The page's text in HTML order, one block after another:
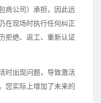
商公司）承担，因此远
在现场时执行任何纠正
拒绝、返工、重新认证
时出现问题，导致激活
您实际上增加了未来的